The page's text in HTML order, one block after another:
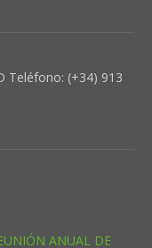
Teléfono: (+34) 913
ANUAL DE